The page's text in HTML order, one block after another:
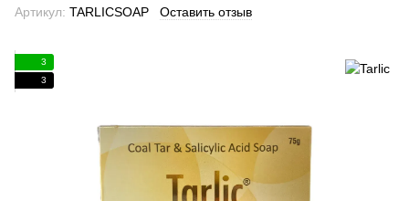
Артикул: TARLICSOAP Оставить отзыв
3
3